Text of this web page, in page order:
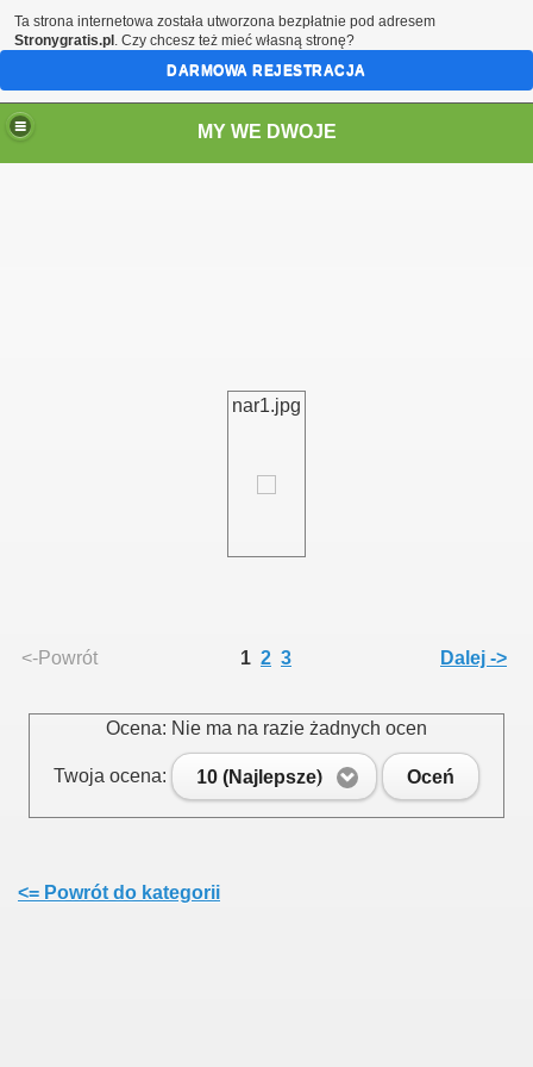
MY WE DWOJE
nar1.jpg
<-Powrót 1 2 3 Dalej ->
Ocena: Nie ma na razie żadnych ocen
Twoja ocena: 10 (Najlepsze) Oceń
<= Powrót do kategorii
Ta strona internetowa została utworzona bezpłatnie pod adresem
Stronygratis.pl . Czy chcesz też mieć własną stronę?
DARMOWA REJESTRACJA